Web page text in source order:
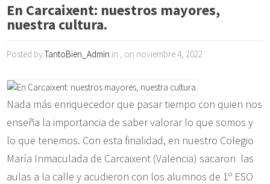
En Carcaixent: nuestros mayores,
nuestra cultura.
Posted byTantoBien_Admin in , on noviembre 4, 2022
Nada más enriquecedor que pasar tiempo con quien nos
enseña la importancia de saber valorar lo que somos y
lo que tenemos. Con esta finalidad, en nuestro Colegio
María Inmaculada de Carcaixent (Valencia) sacaron las
aulas a la calle y acudieron con los alumnos de 1º ESO